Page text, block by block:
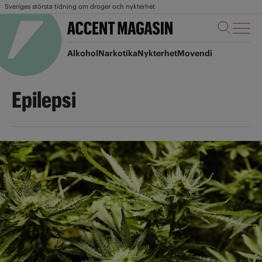
Sveriges största tidning om droger och nykterhet
AlkoholNarkotikaNykterhetMovendi
Epilepsi